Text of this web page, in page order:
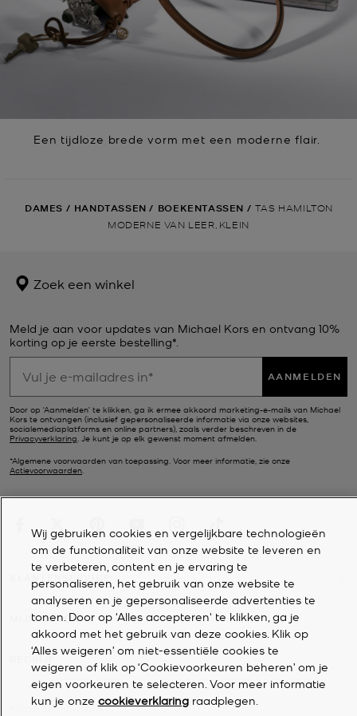
Een tijdloze brede vorm met een moderne flair.
DAMES / HANDTASSEN / BOEKENTASSEN / TAS HAMILTON
MODERNE VAN LEER, KLEIN
Zoek een winkel
Meld je aan voor updates van Michael Kors en ontvang 10%
korting op je eerste bestelling*.
AANMELDEN
Door op ‘Aanmelden’ te klikken, ga ik ermee akkoord marketing-e-mails van Michael
Kors te ontvangen (inclusief gepersonaliseerde informatie via onze websites,
socialemediaplatforms en online partners), zoals verder beschreven in de
Privacyverklaring . Je kunt je op elk gewenst moment afmelden.
*Algemene voorwaarden van toepassing. Voor meer informatie, zie onze
Actievoorwaarden
KLANTENSERVICE
MIJN ACCOUNT
BEDRIJF
2026Michael Kors
Wij gebruiken cookies en vergelijkbare technologieën
om de functionaliteit van onze website te leveren en
te verbeteren, content en je ervaring te
personaliseren, het gebruik van onze website te
analyseren en je gepersonaliseerde advertenties te
tonen. Door op 'Alles accepteren' te klikken, ga je
akkoord met het gebruik van deze cookies. Klik op
‘Alles weigeren’ om niet-essentiële cookies te
weigeren of klik op ‘Cookievoorkeuren beheren’ om je
eigen voorkeuren te selecteren. Voor meer informatie
kun je onze cookieverklaringraadplegen.